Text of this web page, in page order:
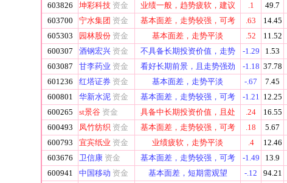
603826
坤彩科技 资金 业绩一般，趋势疲软，建议 .1 49.7
603700
宁水集团 资金 基本面差，走势较强，可考 .63 14.45
605303
园林股份 资金 基本面差，走势平淡 .52 11.52
600307
酒钢宏兴 资金 不具备长期投资价值，走势 -1.29 1.53
603087
甘李药业 资金 看好长期前景，且走势强劲 -1.18 37.78
601236
红塔证券 资金 基本面差，走势平淡 -.67 7.45
600801
华新水泥 资金 基本面差，走势较强，可考 -1.21 12.25
600265
st景谷 资金 具备中长期投资价值，且处 .24 16.55
600493
凤竹纺织 资金 基本面差，走势较强，可考 .18 5.67
600793
宜宾纸业 资金 业绩疲软，走势平淡 .4 12.46
603676
卫信康 资金 基本面差，走势较强，可考 -1.49 13.9
600941
中国移动 资金 基本面差，短期需观望 -.12 94.21